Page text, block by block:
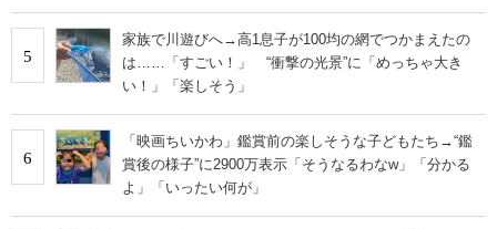
5
家族で川遊びへ→高1息子が100均の網でつかまえたの
は……「すごい！」 “衝撃の光景”に「めっちゃ大き
い！」「楽しそう」
6
「映画ちいかわ」鑑賞前の楽しそうな子どもたち→“鑑
賞後の様子”に2900万表示「そうなるわなw」「分かる
よ」「いったい何が」